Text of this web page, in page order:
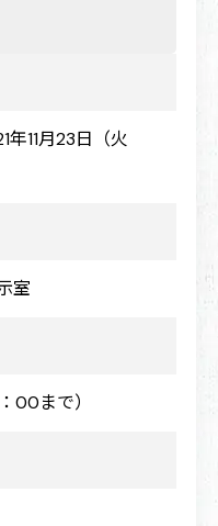
11月23日（火
室
00まで）